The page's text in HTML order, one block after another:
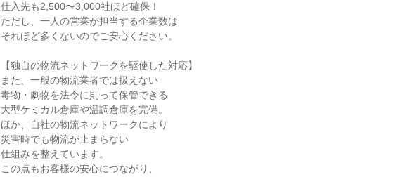
仕入先も2,500〜3,000社ほど確保！
ただし、一人の営業が担当する企業数は
それほど多くないのでご安心ください。
【独自の物流ネットワークを駆使した対応】
また、一般の物流業者では扱えない
毒物・劇物を法令に則って保管できる
大型ケミカル倉庫や温調倉庫を完備。
ほか、自社の物流ネットワークにより
災害時でも物流が止まらない
仕組みを整えています。
この点もお客様の安心につながり、